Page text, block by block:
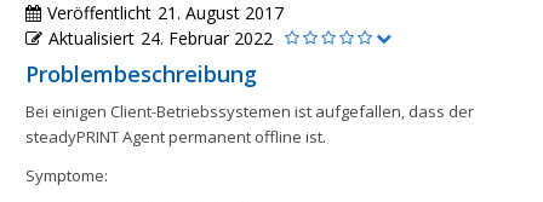
Veröffentlicht 21. August 2017
Aktualisiert 24. Februar 2022
Problembeschreibung
Bei einigen Client-Betriebssystemen ist aufgefallen, dass der
steadyPRINT Agent permanent offline ist.
Symptome: